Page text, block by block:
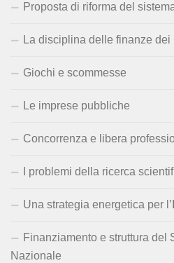
Proposta di riforma del
La disciplina delle finanze dei
Giochi e scommesse
Le imprese pubbliche
Concorrenza e libera
I problemi della ricerca
Una strategia energetica per
Finanziamento e struttura del
Nazionale